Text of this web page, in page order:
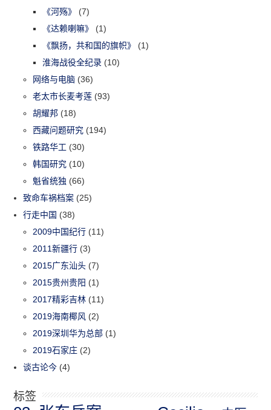
《河殇》
(7)
《达赖喇嘛》
(1)
《飘扬，共和国的旗帜》
(1)
淮海战役全纪录 (10)
网络与电脑 (36)
老太市长麦考莲 (93)
胡耀邦 (18)
西藏问题研究 (194)
铁路华工 (30)
韩国研究 (10)
魁省统独 (66)
致命车祸档案 (25)
行走中国 (38)
2009中国纪行 (11)
2011新疆行 (3)
2015广东汕头 (7)
2015贵州贵阳 (1)
2017精彩吉林 (11)
2019海南椰风 (2)
2019深圳华为总部 (1)
2019石家庄 (2)
谈古论今 (4)
标签